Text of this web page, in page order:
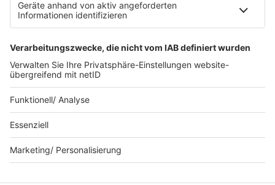
Datenverarbeitung bei Gewinnspielen
Teilnahmebedingungen
Bildnachweise
KI-Leitlinie
© bigFM - Eine Marke der Audiotainment Südwest GmbH &
Co. KG